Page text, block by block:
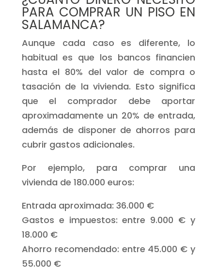
PARA COMPRAR UN PISO EN
SALAMANCA?
Aunque cada caso es diferente, lo
habitual es que los bancos financien
hasta el 80% del valor de compra o
tasación de la vivienda. Esto significa
que el comprador debe aportar
aproximadamente un 20% de entrada,
además de disponer de ahorros para
cubrir gastos adicionales.
Por ejemplo, para comprar una
vivienda de 180.000 euros:
Entrada aproximada: 36.000 €
Gastos e impuestos: entre 9.000 € y
18.000 €
Ahorro recomendado: entre 45.000 € y
55.000 €